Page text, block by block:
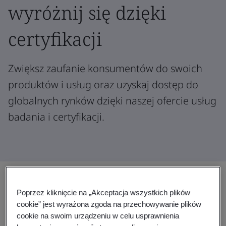
wyróżnij się dzięki
certyfikacji
Zwiększ zaufanie konsumentów do swoich
produktów i usług oraz uzyskaj dostęp do
globalnych rynków dzięki naszej ofercie usług
badania i certyfikacji.
Certyfikacja, która umieszcza Twoje
produkty na popularnych
Poprzez kliknięcie na „Akceptacja wszystkich plików
cookie” jest wyrażona zgoda na przechowywanie plików
cookie na swoim urządzeniu w celu usprawnienia